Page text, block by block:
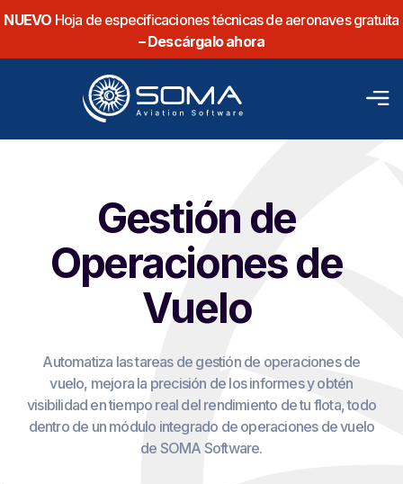
NUEVO Hoja de especificaciones técnicas de aeronaves gratuita
– Descárgalo ahora
Gestión de
Operacionesde
Vuelo
Automatiza las tareas de gestión de operaciones de
vuelo, mejora la precisión de los informes y obtén
visibilidad en tiempo real del rendimiento de tu flota, todo
dentro de un módulo integrado de operaciones de vuelo
de SOMA Software.